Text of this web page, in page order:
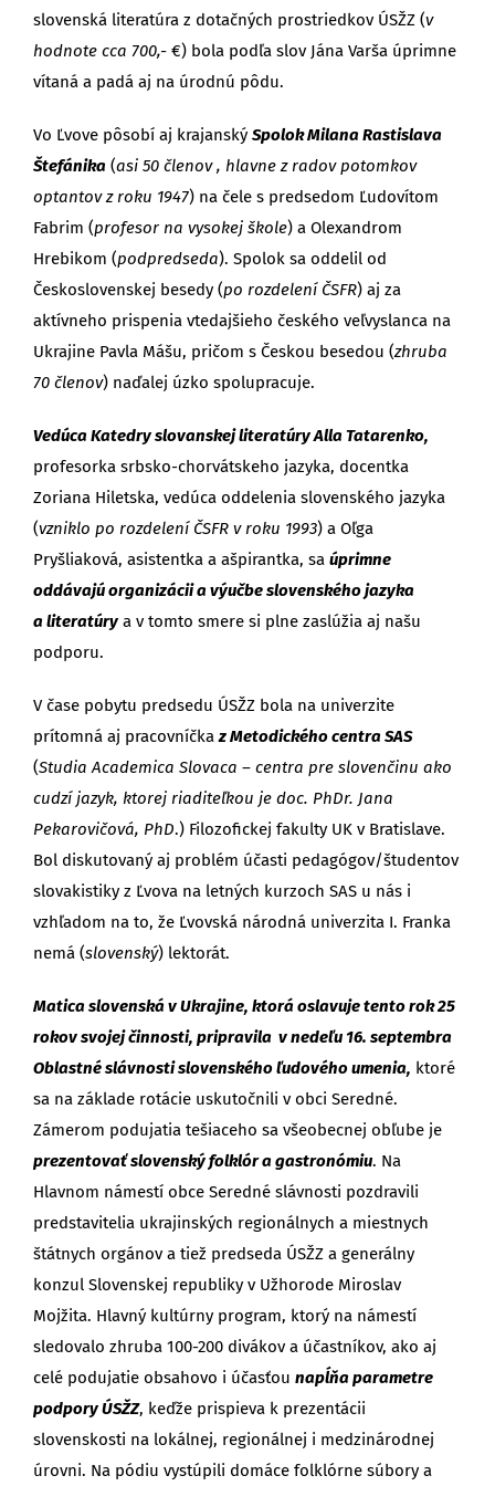
slovenská literatúra z dotačných prostriedkov ÚSŽZ (v
hodnote cca 700,- €) bola podľa slov Jána Varša úprimne
vítaná a padá aj na úrodnú pôdu.
Vo Ľvove pôsobí aj krajanský Spolok Milana Rastislava
Štefánika (asi 50 členov , hlavne z radov potomkov
optantov z roku 1947) na čele s predsedom Ľudovítom
Fabrim (profesor na vysokej škole) a Olexandrom
Hrebikom (podpredseda). Spolok sa oddelil od
Československej besedy (po rozdelení ČSFR) aj za
aktívneho prispenia vtedajšieho českého veľvyslanca na
Ukrajine Pavla Mášu, pričom s Českou besedou (zhruba
70 členov) naďalej úzko spolupracuje.
Vedúca Katedry slovanskej literatúry Alla Tatarenko,
profesorka srbsko-chorvátskeho jazyka, docentka
Zoriana Hiletska, vedúca oddelenia slovenského jazyka
(vzniklo po rozdelení ČSFR v roku 1993) a Oľga
Pryšliaková, asistentka a ašpirantka, sa úprimne
oddávajú organizácii a výučbe slovenského jazyka
a literatúry a v tomto smere si plne zaslúžia aj našu
podporu.
V čase pobytu predsedu ÚSŽZ bola na univerzite
prítomná aj pracovníčkaz Metodického centra SAS
(Studia Academica Slovaca – centra pre slovenčinu ako
cudzí jazyk, ktorej riaditeľkou je doc. PhDr. Jana
Pekarovičová, PhD.) Filozofickej fakulty UK v Bratislave.
Bol diskutovaný aj problém účasti pedagógov/študentov
slovakistiky z Ľvova na letných kurzoch SAS u nás i
vzhľadom na to, že Ľvovská národná univerzita I. Franka
nemá (slovenský) lektorát.
Matica slovenská v Ukrajine, ktorá oslavuje tento rok 25
rokov svojej činnosti, pripravila v nedeľu 16. septembra
Oblastné slávnosti slovenského ľudového umenia, ktoré
sa na základe rotácie uskutočnili v obci Seredné.
Zámerom podujatia tešiaceho sa všeobecnej obľube je
prezentovať slovenský folklór a gastronómiu. Na
Hlavnom námestí obce Seredné slávnosti pozdravili
predstavitelia ukrajinských regionálnych a miestnych
štátnych orgánov a tiež predseda ÚSŽZ a generálny
konzul Slovenskej republiky v Užhorode Miroslav
Mojžita. Hlavný kultúrny program, ktorý na námestí
sledovalo zhruba 100-200 divákov a účastníkov, ako aj
celé podujatie obsahovo i účasťou napĺňa parametre
podpory ÚSŽZ, keďže prispieva k prezentácii
slovenskosti na lokálnej, regionálnej i medzinárodnej
úrovni. Na pódiu vystúpili domáce folklórne súbory a